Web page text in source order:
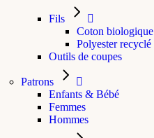
Fils
Coton biologique
Polyester recyclé
Outils de coupes
Patrons
Enfants & Bébé
Femmes
Hommes